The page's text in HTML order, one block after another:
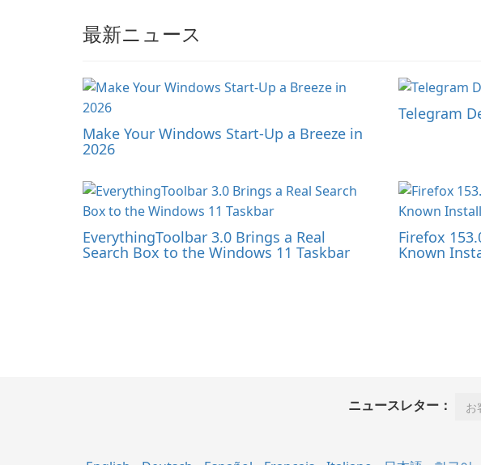
最新ニュース
Make Your Windows Start-Up a Breeze in
2026
Telegram
EverythingToolbar 3.0 Brings a Real
Search Box to the Windows 11 Taskbar
Firefox
Known
ニュースレター：